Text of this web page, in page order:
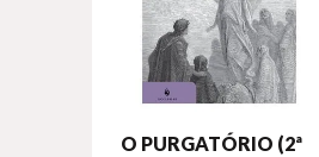
O PURGATÓRIO (2ª